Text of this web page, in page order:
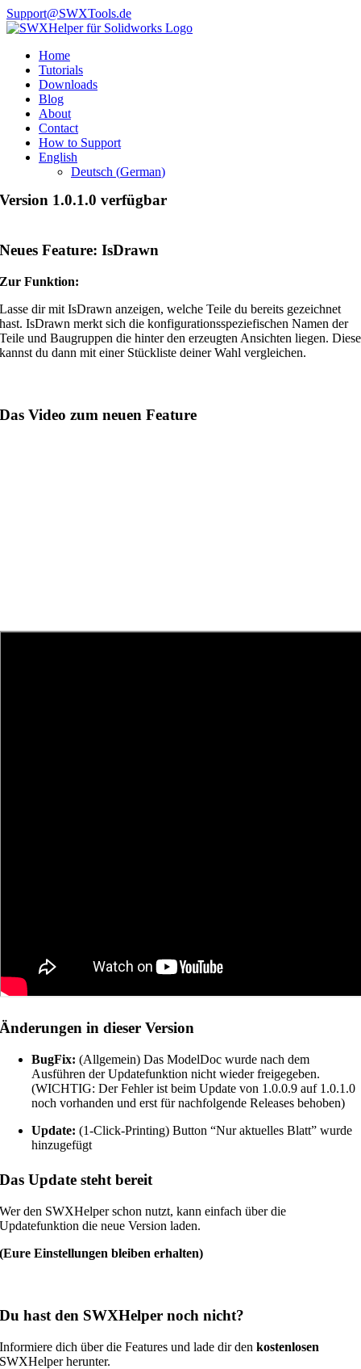
Skip
to
Support@SWXTools.de
Facebook
YouTube
X
Home
Tutorials
Downloads
Blog
About
Contact
How to Support
English
Deutsch (German)
Version 1.0.1.0 verfügbar
Neues Feature: IsDrawn
Zur Funktion:
Lasse dir mit IsDrawn anzeigen, welche Teile du bereits gezeichnet
hast. IsDrawn merkt sich die konfigurationsspeziefischen Namen der
Teile und Baugruppen die hinter den erzeugten Ansichten liegen. Diese
kannst du dann mit einer Stückliste deiner Wahl vergleichen.
Das Video zum neuen Feature
Änderungen in dieser Version
BugFix:(Allgemein) Das ModelDoc wurde nach dem
Ausführen der Updatefunktion nicht wieder freigegeben.
(WICHTIG: Der Fehler ist beim Update von 1.0.0.9 auf 1.0.1.0
noch vorhanden und erst für nachfolgende Releases behoben)
Update:(1-Click-Printing) Button “Nur aktuelles Blatt” wurde
hinzugefügt
Das Update steht bereit
Wer den SWXHelper schon nutzt, kann einfach über die
Updatefunktion die neue Version laden.
(Eure Einstellungen bleiben erhalten)
Du hast den SWXHelper noch nicht?
Informiere dich über die Features und lade dir denkostenlosen
SWXHelper herunter.